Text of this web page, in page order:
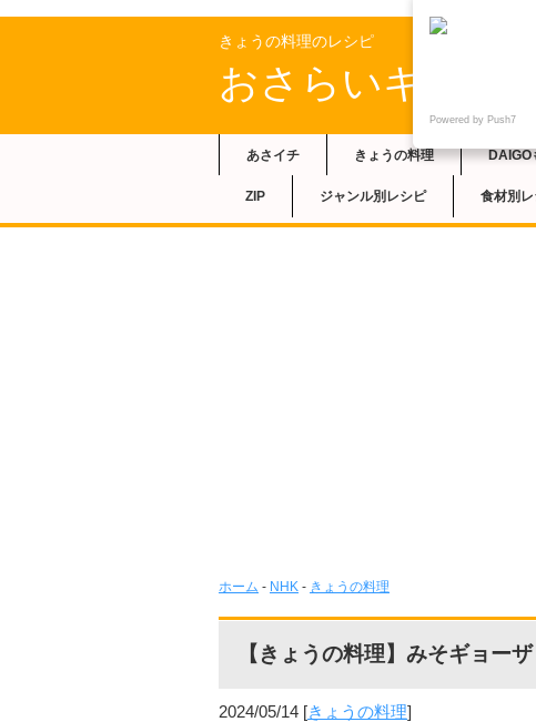
きょうの料理のレシピ
おさらいキッチン
あさイチ きょうの料理 DAIGO
ZIP ジャンル別レシピ 食材別
ホーム - NHK - きょうの料理
【きょうの料理】みそギョーザ
2024/05/14 [きょうの料理]
Powered by Push7